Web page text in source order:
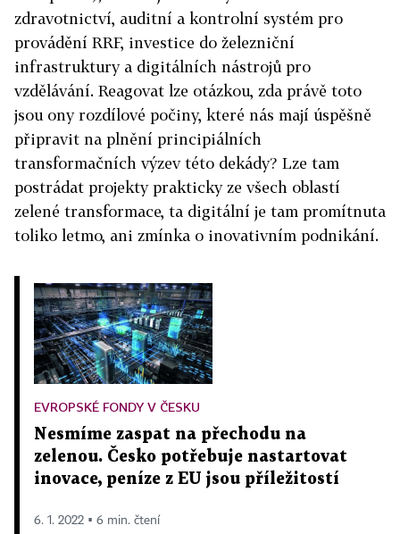
zdravotnictví, auditní a kontrolní systém pro
provádění RRF, investice do železniční
infrastruktury a digitálních nástrojů pro
vzdělávání. Reagovat lze otázkou, zda právě toto
jsou ony rozdílové počiny, které nás mají úspěšně
připravit na plnění principiálních
transformačních výzev této dekády? Lze tam
postrádat projekty prakticky ze všech oblastí
zelené transformace, ta digitální je tam promítnuta
toliko letmo, ani zmínka o inovativním podnikání.
EVROPSKÉ FONDY V ČESKU
Nesmíme zaspat na přechodu na
zelenou. Česko potřebuje nastartovat
inovace, peníze z EU jsou příležitostí
6. 1. 2022 ▪ 6 min. čtení